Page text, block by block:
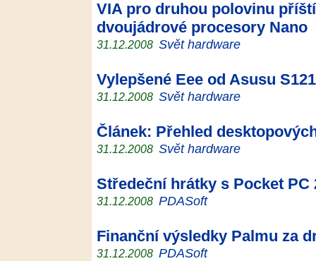
VIA pro druhou polovinu
dvoujádrové procesory Nano
31.12.2008 Svět hardware
Vylepšené Eee od Asusu S121
31.12.2008 Svět hardware
Článek: Přehled
31.12.2008 Svět hardware
Středeční hrátky s Pocket PC
31.12.2008 PDASoft
Finanční výsledky Palmu za
31.12.2008 PDASoft